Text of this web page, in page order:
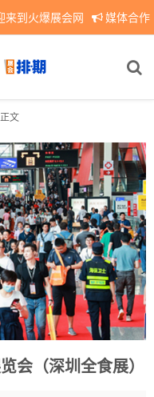
来到火爆展会网 媒体合作
正文
会（深圳全食展）